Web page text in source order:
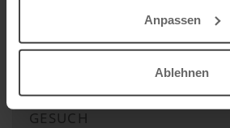
Anpassen
Ablehnen
Dann lassen Sie sichkostenlosvon
GESUCH